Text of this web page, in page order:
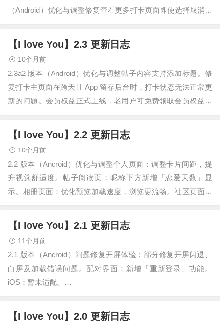
（Android）优化与调整修复查看更多打卡页面即使选择取消仍
【I love You】2.3 更新日志
10个月前
2.3a2 版本（Android）优化与调整帖子内容支持添加标题。修
复打卡主页面在跨天且 App 留存后台时，打卡状态无法正常更
新的问题。会员权益正式上线，老用户可免费领取会员权益。
【I love You】2.2 更新日志
10个月前
2.2 版本（Android）优化与调整个人页面：调整卡片间距，提
升视觉舒适度。帖子阅读页：昵称下方新增「恋爱天数」显
示。相册页面：优化预览加载速度，浏览更流畅。社区页面：
【I love You】2.1 更新日志
11个月前
2.1 版本（Android）问题修复开屏体验：部分修复开屏闪退、
白屏及加载错误问题。配对界面：新增「重新登录」功能。
iOS：暂未适配。…
【I love You】2.0 更新日志